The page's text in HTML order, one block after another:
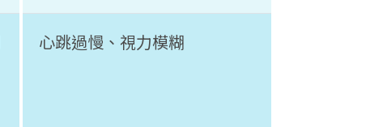
心跳過慢、視力模糊